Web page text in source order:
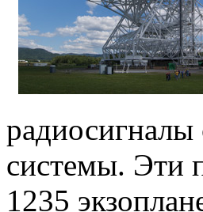
радиосигналы
системы. Эти
1235